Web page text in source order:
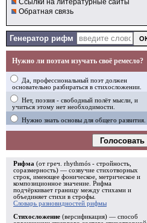
Ссылки на литературные сайты
Обратная связь
Генератор рифм
Нужно ли поэтам изучать своё ремесло?
Да, профессиональный поэт должен
основательно разбираться в стихосложении.
Нет, поэзия - свободный полёт мысли, и
учиться этому нет необходимости.
Нужно знать основы для общего развития.
Голосовать
Рифма (от греч. rhythmós - стройность,
соразмерность) — созвучие стихотворных
строк, имеющее фоническое, метрическое и
композиционное значение. Рифма
подчёркивает границу между стихами и
объединяет стихи в строфы
Словарь разновидностей рифмы
Стихосложение (версификация) — способ